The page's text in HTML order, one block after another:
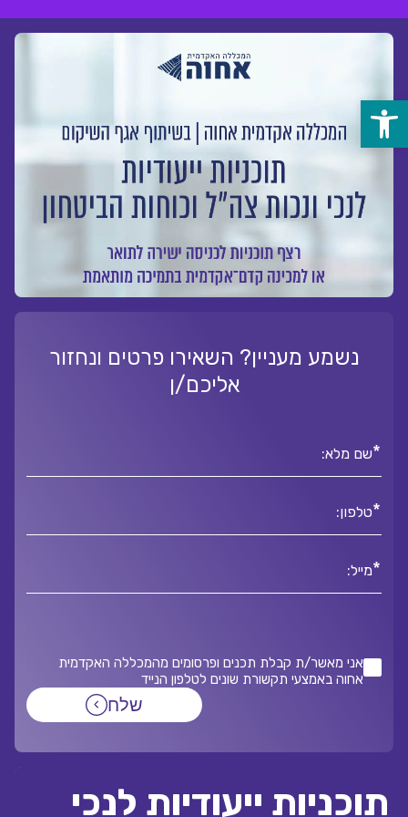
פתח
סרגל
נגישות
התוכן
נשמע מעניין? השאירו פרטים ונחזור
אליכם/ן
שם מלא:*
טלפון:*
מייל:*
אני מאשר/ת קבלת תכנים ופרסומים מהמכללה האקדמית
אחוה באמצעי תקשורת שונים לטלפון הנייד
שלח
תוכניות ייעודיות לנכי